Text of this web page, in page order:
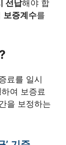
선납해야 합
보증계수를
료를 일시
하여 보증료
을 보정하는